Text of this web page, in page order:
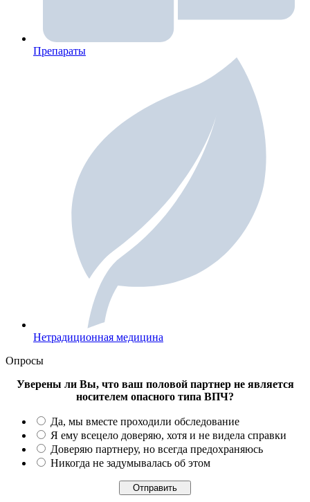
Препараты
Нетрадиционная медицина
Опросы
Уверены ли Вы, что ваш половой партнер не является
носителем опасного типа ВПЧ?
Да, мы вместе проходили обследование
Я ему всецело доверяю, хотя и не видела справки
Доверяю партнеру, но всегда предохраняюсь
Никогда не задумывалась об этом